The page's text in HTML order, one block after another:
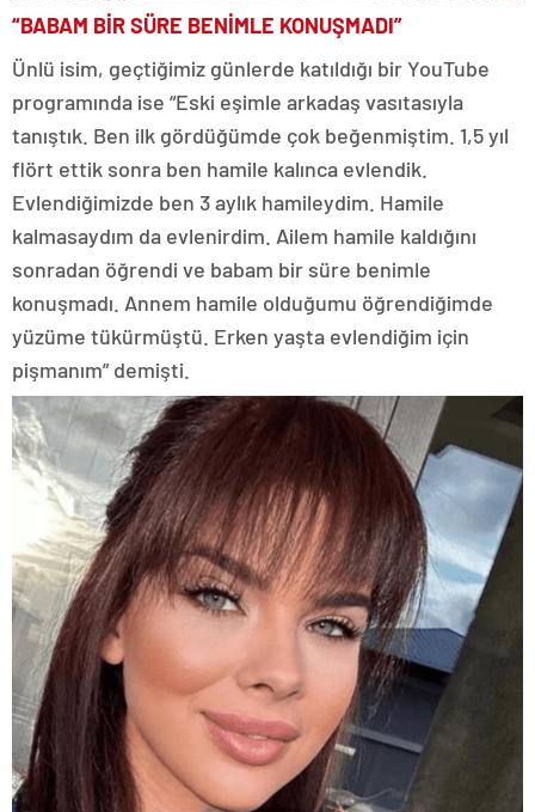
“BABAM BİR SÜRE BENİMLE KONUŞMADI”
Ünlü isim, geçtiğimiz günlerde katıldığı bir YouTube
programında ise “Eski eşimle arkadaş vasıtasıyla
tanıştık. Ben ilk gördüğümde çok beğenmiştim. 1,5 yıl
flört ettik sonra ben hamile kalınca evlendik.
Evlendiğimizde ben 3 aylık hamileydim. Hamile
kalmasaydım da evlenirdim. Ailem hamile kaldığını
sonradan öğrendi ve babam bir süre benimle
konuşmadı. Annem hamile olduğumu öğrendiğimde
yüzüme tükürmüştü. Erken yaşta evlendiğim için
pişmanım” demişti.